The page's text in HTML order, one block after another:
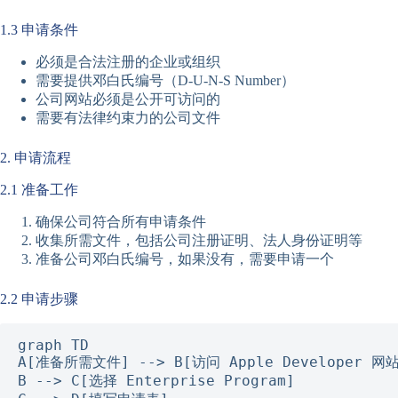
1.3 申请条件
必须是合法注册的企业或组织
需要提供邓白氏编号（D-U-N-S Number）
公司网站必须是公开可访问的
需要有法律约束力的公司文件
2. 申请流程
2.1 准备工作
确保公司符合所有申请条件
收集所需文件，包括公司注册证明、法人身份证明等
准备公司邓白氏编号，如果没有，需要申请一个
2.2 申请步骤
graph TD
A[准备所需文件] --> B[访问 Apple Developer 网
B --> C[选择 Enterprise Program]